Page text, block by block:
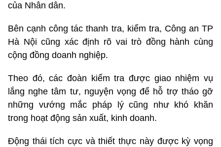
của Nhân dân.
Bên cạnh công tác thanh tra, kiểm tra, Công an TP
Hà Nội cũng xác định rõ vai trò đồng hành cùng
cộng đồng doanh nghiệp.
Theo đó, các đoàn kiểm tra được giao nhiệm vụ
lắng nghe tâm tư, nguyện vọng để hỗ trợ tháo gỡ
những vướng mắc pháp lý cũng như khó khăn
trong hoạt động sản xuất, kinh doanh.
Động thái tích cực và thiết thực này được kỳ vọng